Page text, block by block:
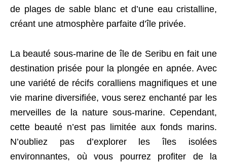
de plages de sable blanc et d’une eau cristalline,
créant une atmosphère parfaite d’île privée.
La beauté sous-marine de île de Seribu en fait une
destination prisée pour la plongée en apnée. Avec
une variété de récifs coralliens magnifiques et une
vie marine diversifiée, vous serez enchanté par les
merveilles de la nature sous-marine. Cependant,
cette beauté n’est pas limitée aux fonds marins.
N’oubliez pas d’explorer les îles isolées
environnantes, où vous pourrez profiter de la